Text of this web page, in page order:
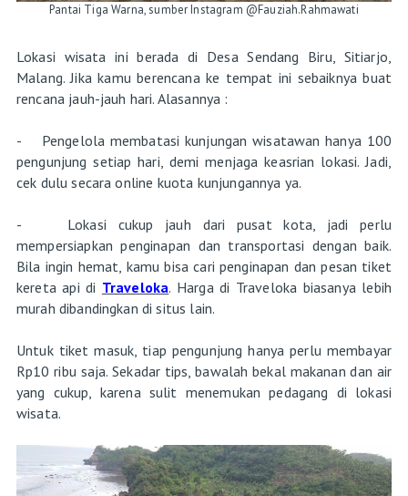
Pantai Tiga Warna, sumber Instagram @Fauziah.Rahmawati
Lokasi wisata ini berada di Desa Sendang Biru, Sitiarjo,
Malang. Jika kamu berencana ke tempat ini sebaiknya buat
rencana jauh-jauh hari. Alasannya :
- Pengelola membatasi kunjungan wisatawan hanya 100
pengunjung setiap hari, demi menjaga keasrian lokasi. Jadi,
cek dulu secara online kuota kunjungannya ya.
- Lokasi cukup jauh dari pusat kota, jadi perlu
mempersiapkan penginapan dan transportasi dengan baik.
Bila ingin hemat, kamu bisa cari penginapan dan pesan tiket
kereta api di Traveloka. Harga di Traveloka biasanya lebih
murah dibandingkan di situs lain.
Untuk tiket masuk, tiap pengunjung hanya perlu membayar
Rp10 ribu saja. Sekadar tips, bawalah bekal makanan dan air
yang cukup, karena sulit menemukan pedagang di lokasi
wisata.